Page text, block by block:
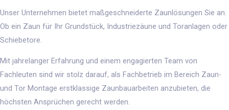
Unser Unternehmen bietet maßgeschneiderte Zaunlösungen Sie an.
Ob ein Zaun für Ihr Grundstück, Industriezäune und Toranlagen oder
Schiebetore.
Mit jahrelanger Erfahrung und einem engagierten Team von
Fachleuten sind wir stolz darauf, als Fachbetrieb im Bereich Zaun-
und Tor Montage erstklassige Zaunbauarbeiten anzubieten, die
höchsten Ansprüchen gerecht werden.